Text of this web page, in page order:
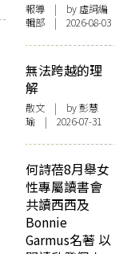
報導 | by 虛詞編
輯部 | 2026-08-03
無法跨越的理
解
散文 | by 彭慧
瑜 | 2026-07-31
何詩蓓8月舉女
性專屬讀書會
共讀西西及
Bonnie
Garmus名著 以